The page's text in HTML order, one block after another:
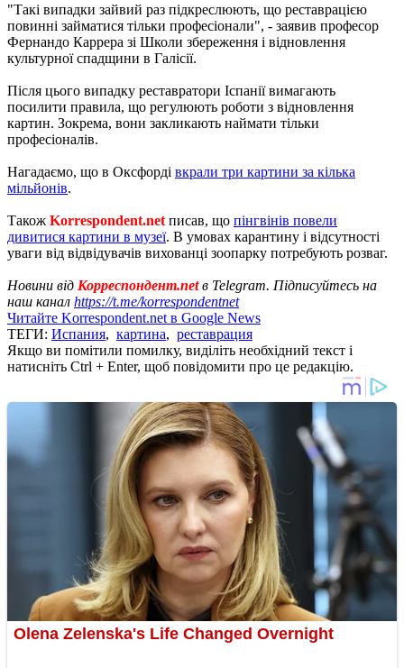
"Такі випадки зайвий раз підкреслюють, що реставрацією
повинні займатися тільки професіонали", - заявив професор
Фернандо Каррера зі Школи збереження і відновлення
культурної спадщини в Галісії.
Після цього випадку реставратори Іспанії вимагають
посилити правила, що регулюють роботи з відновлення
картин. Зокрема, вони закликають наймати тільки
професіоналів.
Нагадаємо, що в Оксфорді вкрали три картини за кілька
мільйонів.
Також Korrespondent.net писав, що пінгвінів повели
дивитися картини в музеї. В умовах карантину і відсутності
уваги від відвідувачів вихованці зоопарку потребують розваг.
Новини від Корреспондент.netв Telegram. Підписуйтесь на
наш канал https://t.me/korrespondentnet
Читайте Korrespondent.net в Google News
ТЕГИ: Испания, картина, реставрация
Якщо ви помітили помилку, виділіть необхідний текст і
натисніть Ctrl + Enter, щоб повідомити про це редакцію.